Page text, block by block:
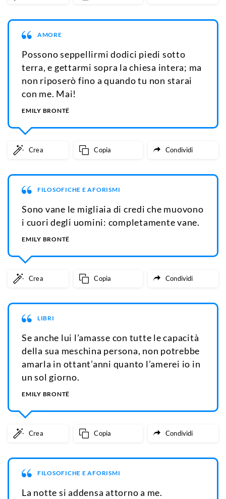
AMORE
Possono seppellirmi dodici piedi sotto
terra, e gettarmi sopra la chiesa intera; ma
non riposerò fino a quando tu non starai
con me. Mai!
EMILY BRONTË
Crea Copia Condividi
FILOSOFICHE E AFORISMI
Sono vane le migliaia di credi che muovono
i cuori degli uomini: completamente vane.
EMILY BRONTË
Crea Copia Condividi
LIBRI
Se anche lui l’amasse con tutte le capacità
della sua meschina persona, non potrebbe
amarla in ottant’anni quanto l’amerei io in
un sol giorno.
EMILY BRONTË
Crea Copia Condividi
FILOSOFICHE E AFORISMI
La notte si addensa attorno a me.